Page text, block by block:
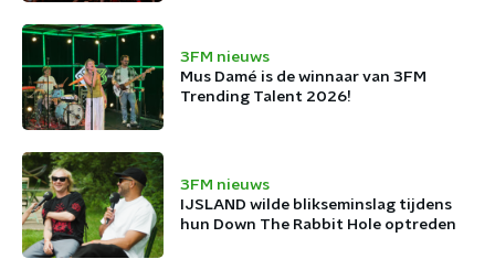
3FM nieuws
Mus Damé is de winnaar van 3FM
Trending Talent 2026!
3FM nieuws
IJSLAND wilde blikseminslag tijdens
hun Down The Rabbit Hole optreden